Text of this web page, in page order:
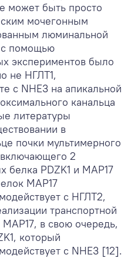
может быть просто
мочегонным
люминальной
с помощью
экспериментов было
не НГЛТ1,
с NHE3 на апикальной
канальца
литературы
в
почки мультимерного
2
белка PDZK1 и MAP17
MAP17
с НГЛТ2,
транспортной
в свою очередь,
который
с NHE3 [12].